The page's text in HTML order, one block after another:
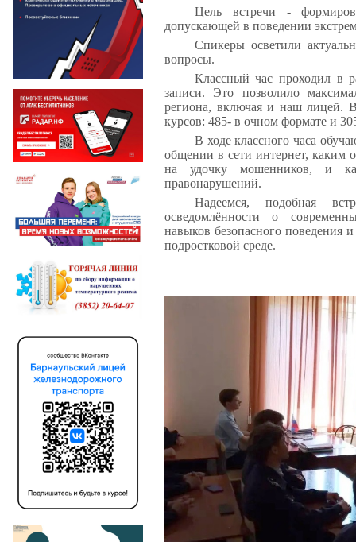
Цель встречи -
допускающей в поведении
Спикеры осветили
вопросы.
Классный час проходил в
записи. Это позволило
региона, включая и наш лицей.
курсов: 485- в очном формате и
В ходе классного часа
общении в сети интернет, каким
на удочку мошенников, и
правонарушений.
Надеемся, подобная
осведомлённости о
навыков безопасного поведения
подростковой среде.